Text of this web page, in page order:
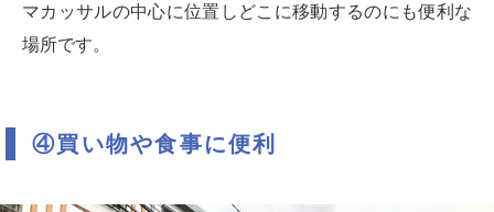
マカッサルの中心に位置しどこに移動するのにも便利な
場所です。
④買い物や食事に便利